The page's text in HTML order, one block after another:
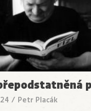
/ Petr Placák